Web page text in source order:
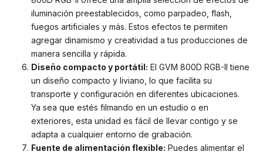
iluminación preestablecidos, como parpadeo, flash,
fuegos artificiales y más. Estos efectos te permiten
agregar dinamismo y creatividad a tus producciones de
manera sencilla y rápida.
Diseño compacto y portátil: El GVM 800D RGB-II tiene
un diseño compacto y liviano, lo que facilita su
transporte y configuración en diferentes ubicaciones.
Ya sea que estés filmando en un estudio o en
exteriores, esta unidad es fácil de llevar contigo y se
adapta a cualquier entorno de grabación.
Fuente de alimentación flexible: Puedes alimentar el